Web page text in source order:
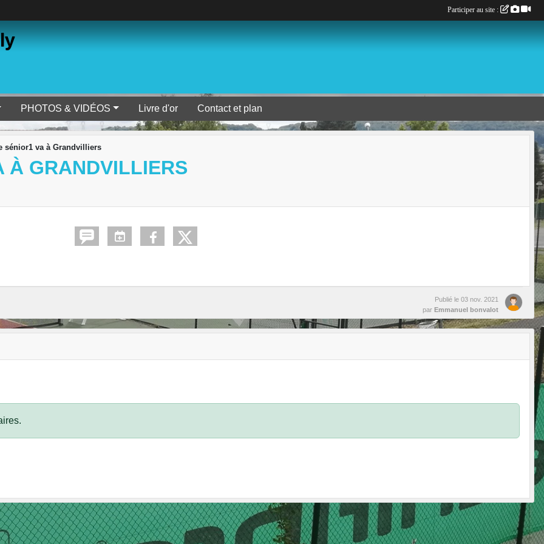
PHOTOS & VIDÉOS Livre d'or Contact et plan
sénior1 va à Grandvilliers
À GRANDVILLIERS
Publié le 03 nov. 2021
par Emmanuel bonvalot
Participer au site :